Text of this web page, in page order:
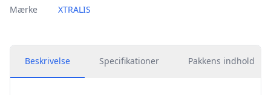
Mærke
XTRALIS
Beskrivelse Specifikationer Pakkens indhold